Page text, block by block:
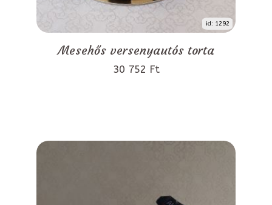
id: 1292
Mesehős versenyautós torta
30 752 Ft